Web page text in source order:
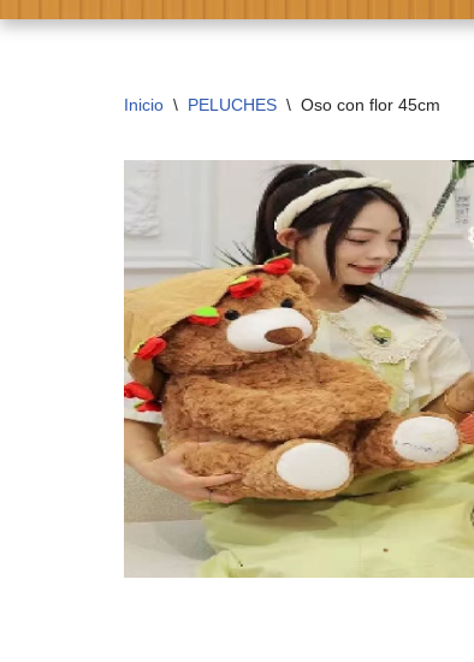
Inicio \ PELUCHES \ Oso con flor 45cm